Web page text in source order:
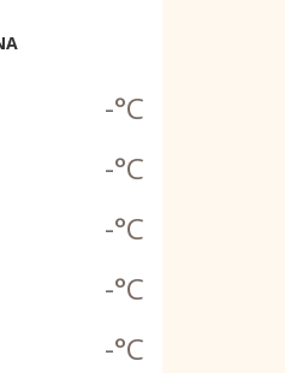
-°C
-°C
-°C
-°C
-°C